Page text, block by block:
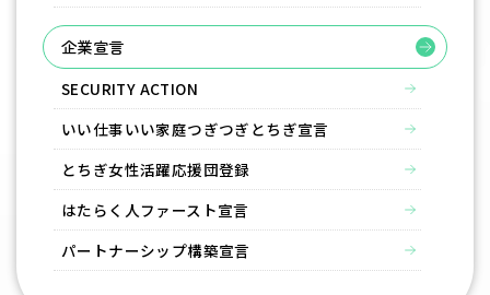
企業宣言
SECURITY ACTION
いい仕事いい家庭つぎつぎとちぎ宣言
とちぎ女性活躍応援団登録
はたらく⼈ファースト宣⾔
パートナーシップ構築宣言